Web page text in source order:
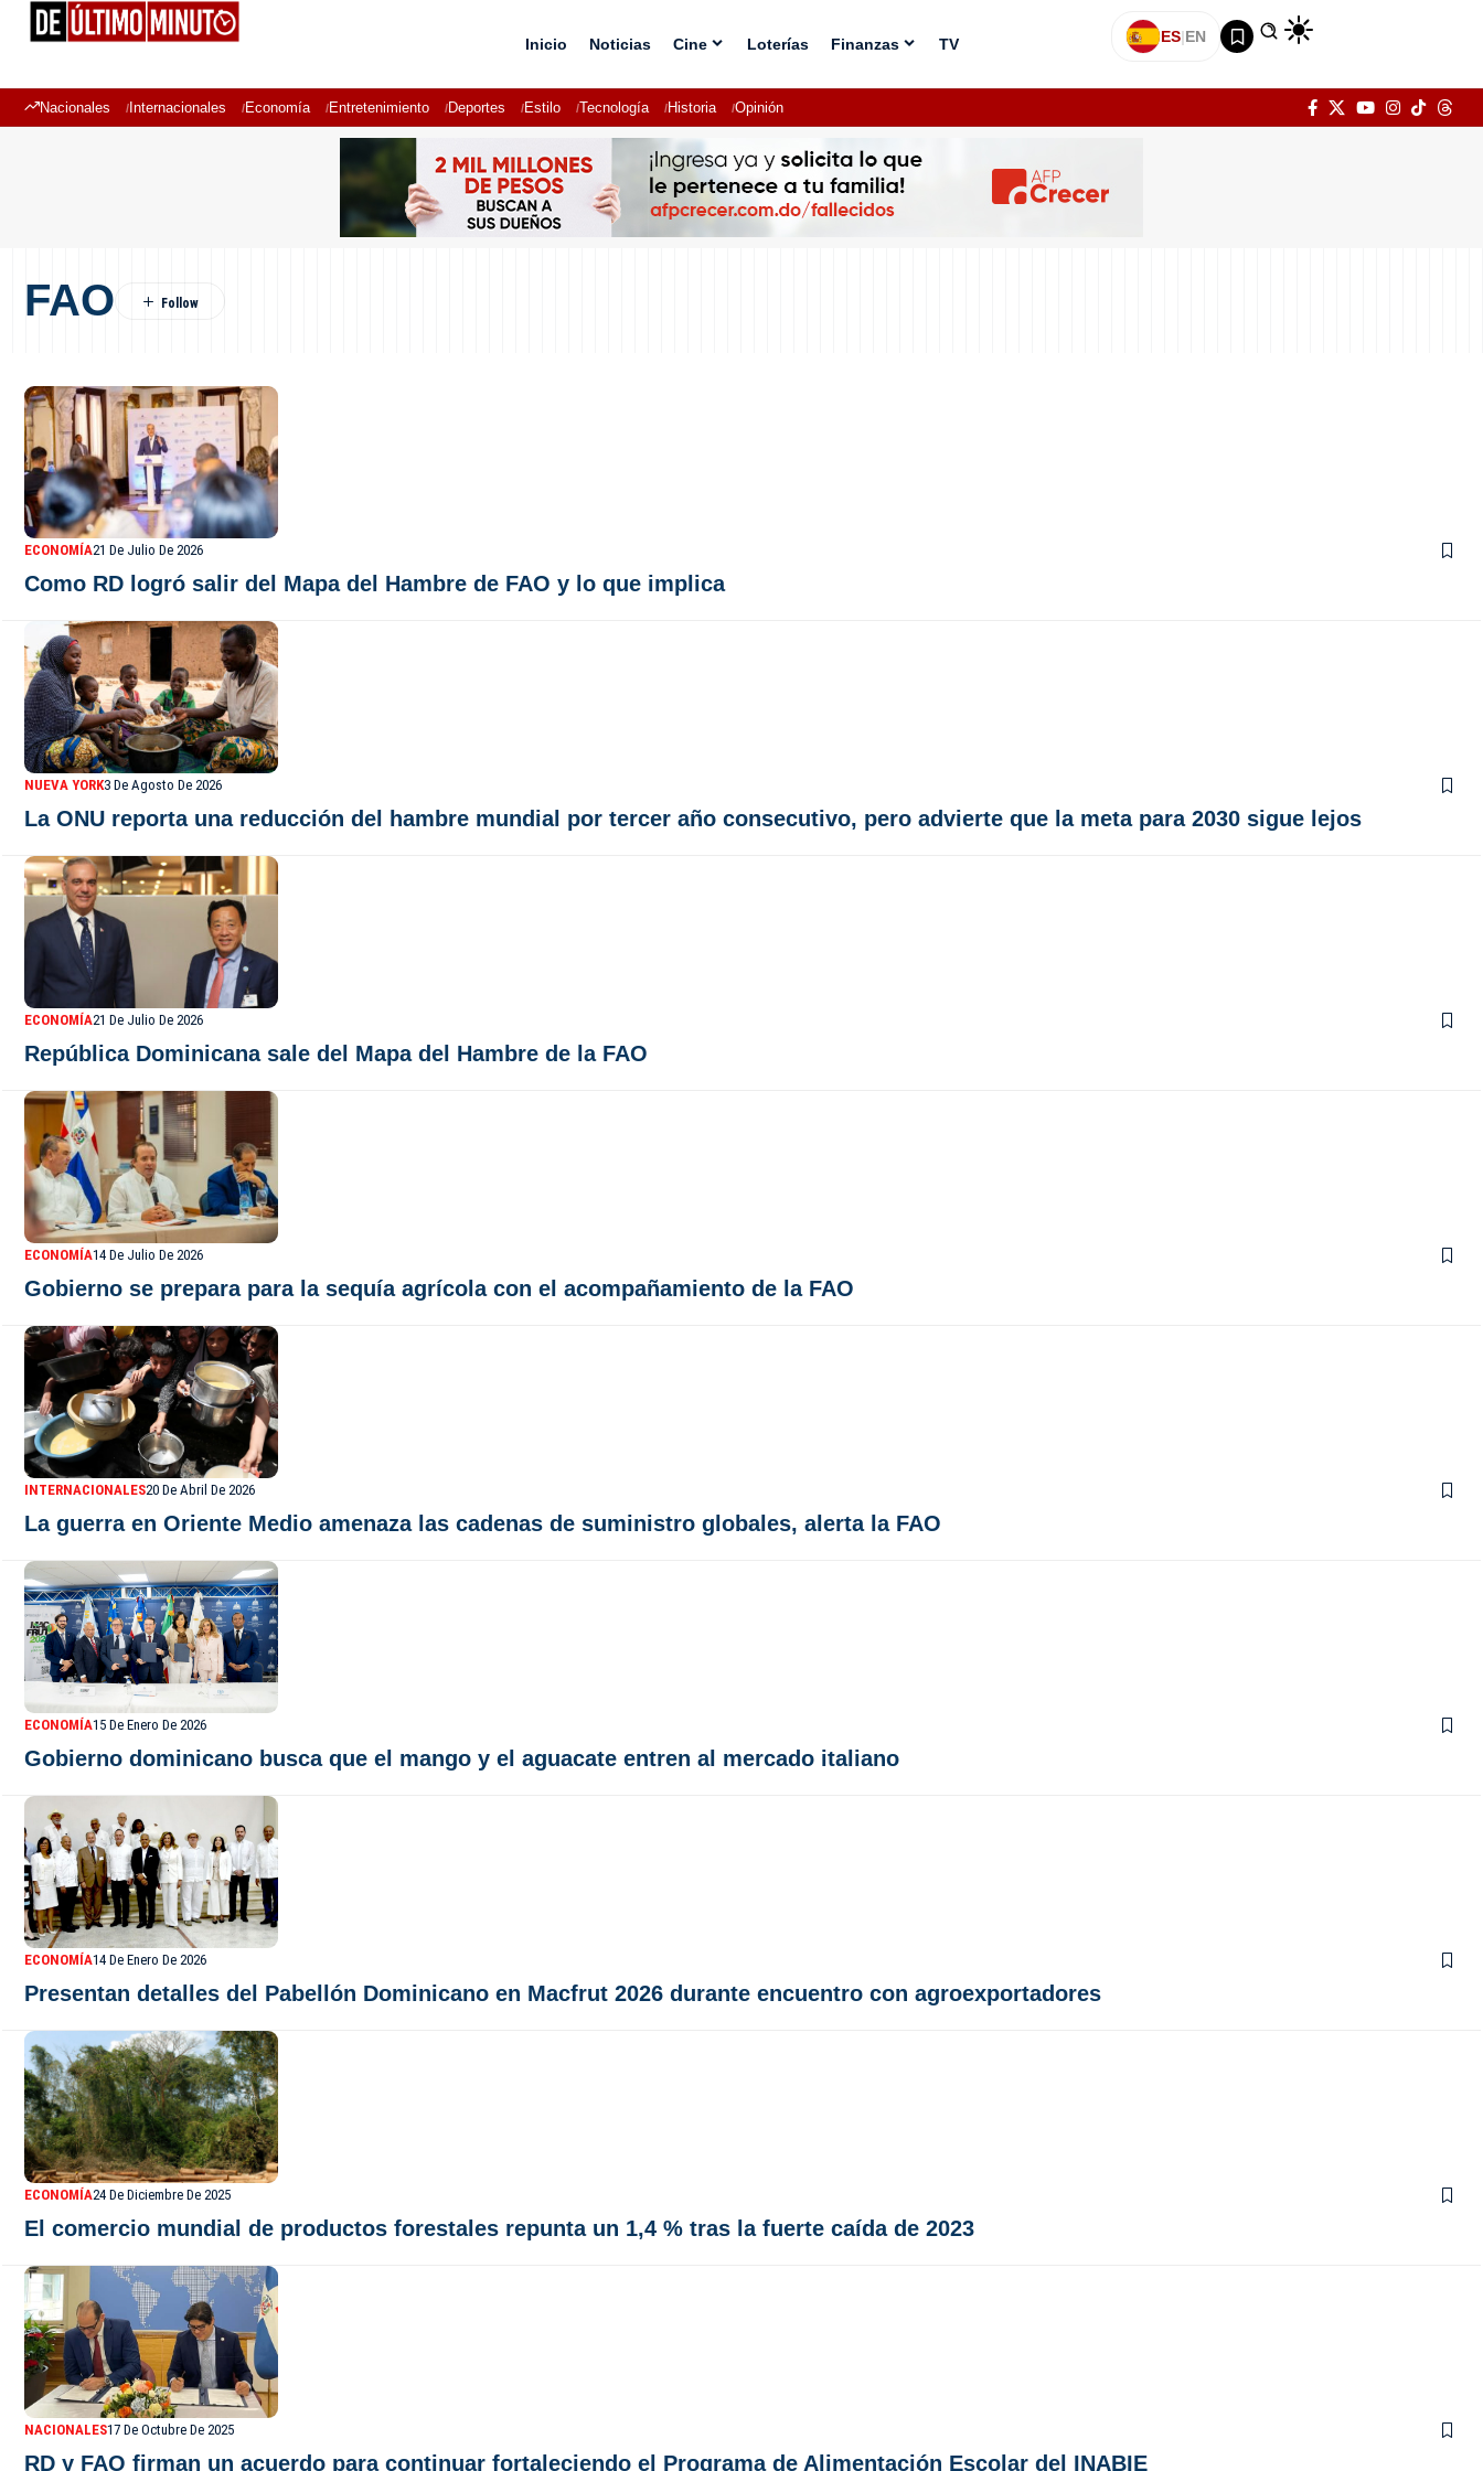
Inicio Noticias Cine Loterías Finanzas TV ES|EN
Nacionales Internacionales Economía Entretenimiento Deportes Estilo Tecnología Historia Opinión
FAO
ECONOMÍA21 De Julio De 2026
Como RD logró salir del Mapa del Hambre de FAO y lo que implica
NUEVA YORK3 De Agosto De 2026
La ONU reporta una reducción del hambre mundial por tercer año consecutivo, pero advierte que la meta para 2030 sigue lejos
ECONOMÍA21 De Julio De 2026
República Dominicana sale del Mapa del Hambre de la FAO
ECONOMÍA14 De Julio De 2026
Gobierno se prepara para la sequía agrícola con el acompañamiento de la FAO
INTERNACIONALES20 De Abril De 2026
La guerra en Oriente Medio amenaza las cadenas de suministro globales, alerta la FAO
ECONOMÍA15 De Enero De 2026
Gobierno dominicano busca que el mango y el aguacate entren al mercado italiano
ECONOMÍA14 De Enero De 2026
Presentan detalles del Pabellón Dominicano en Macfrut 2026 durante encuentro con agroexportadores
ECONOMÍA24 De Diciembre De 2025
El comercio mundial de productos forestales repunta un 1,4 % tras la fuerte caída de 2023
NACIONALES17 De Octubre De 2025
RD y FAO firman un acuerdo para continuar fortaleciendo el Programa de Alimentación Escolar del INABIE